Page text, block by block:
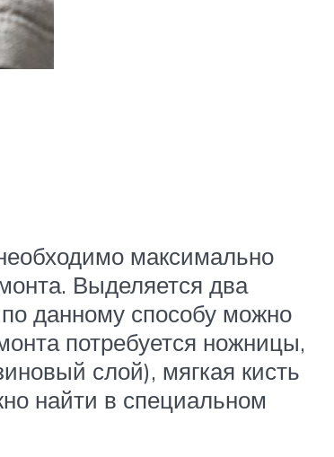
максимально
Выделяется два
данному способу можно
потребуется ножницы,
слой), мягкая кисть
найти в специальном